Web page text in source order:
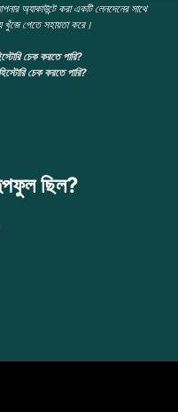
অ্যাকাউন্টে করা একটি লেনদেনের সাথে
খুঁজে পেতে সহায়তা করে।
চেক করতে পারি?
চেক করতে পারি?
ছিল?